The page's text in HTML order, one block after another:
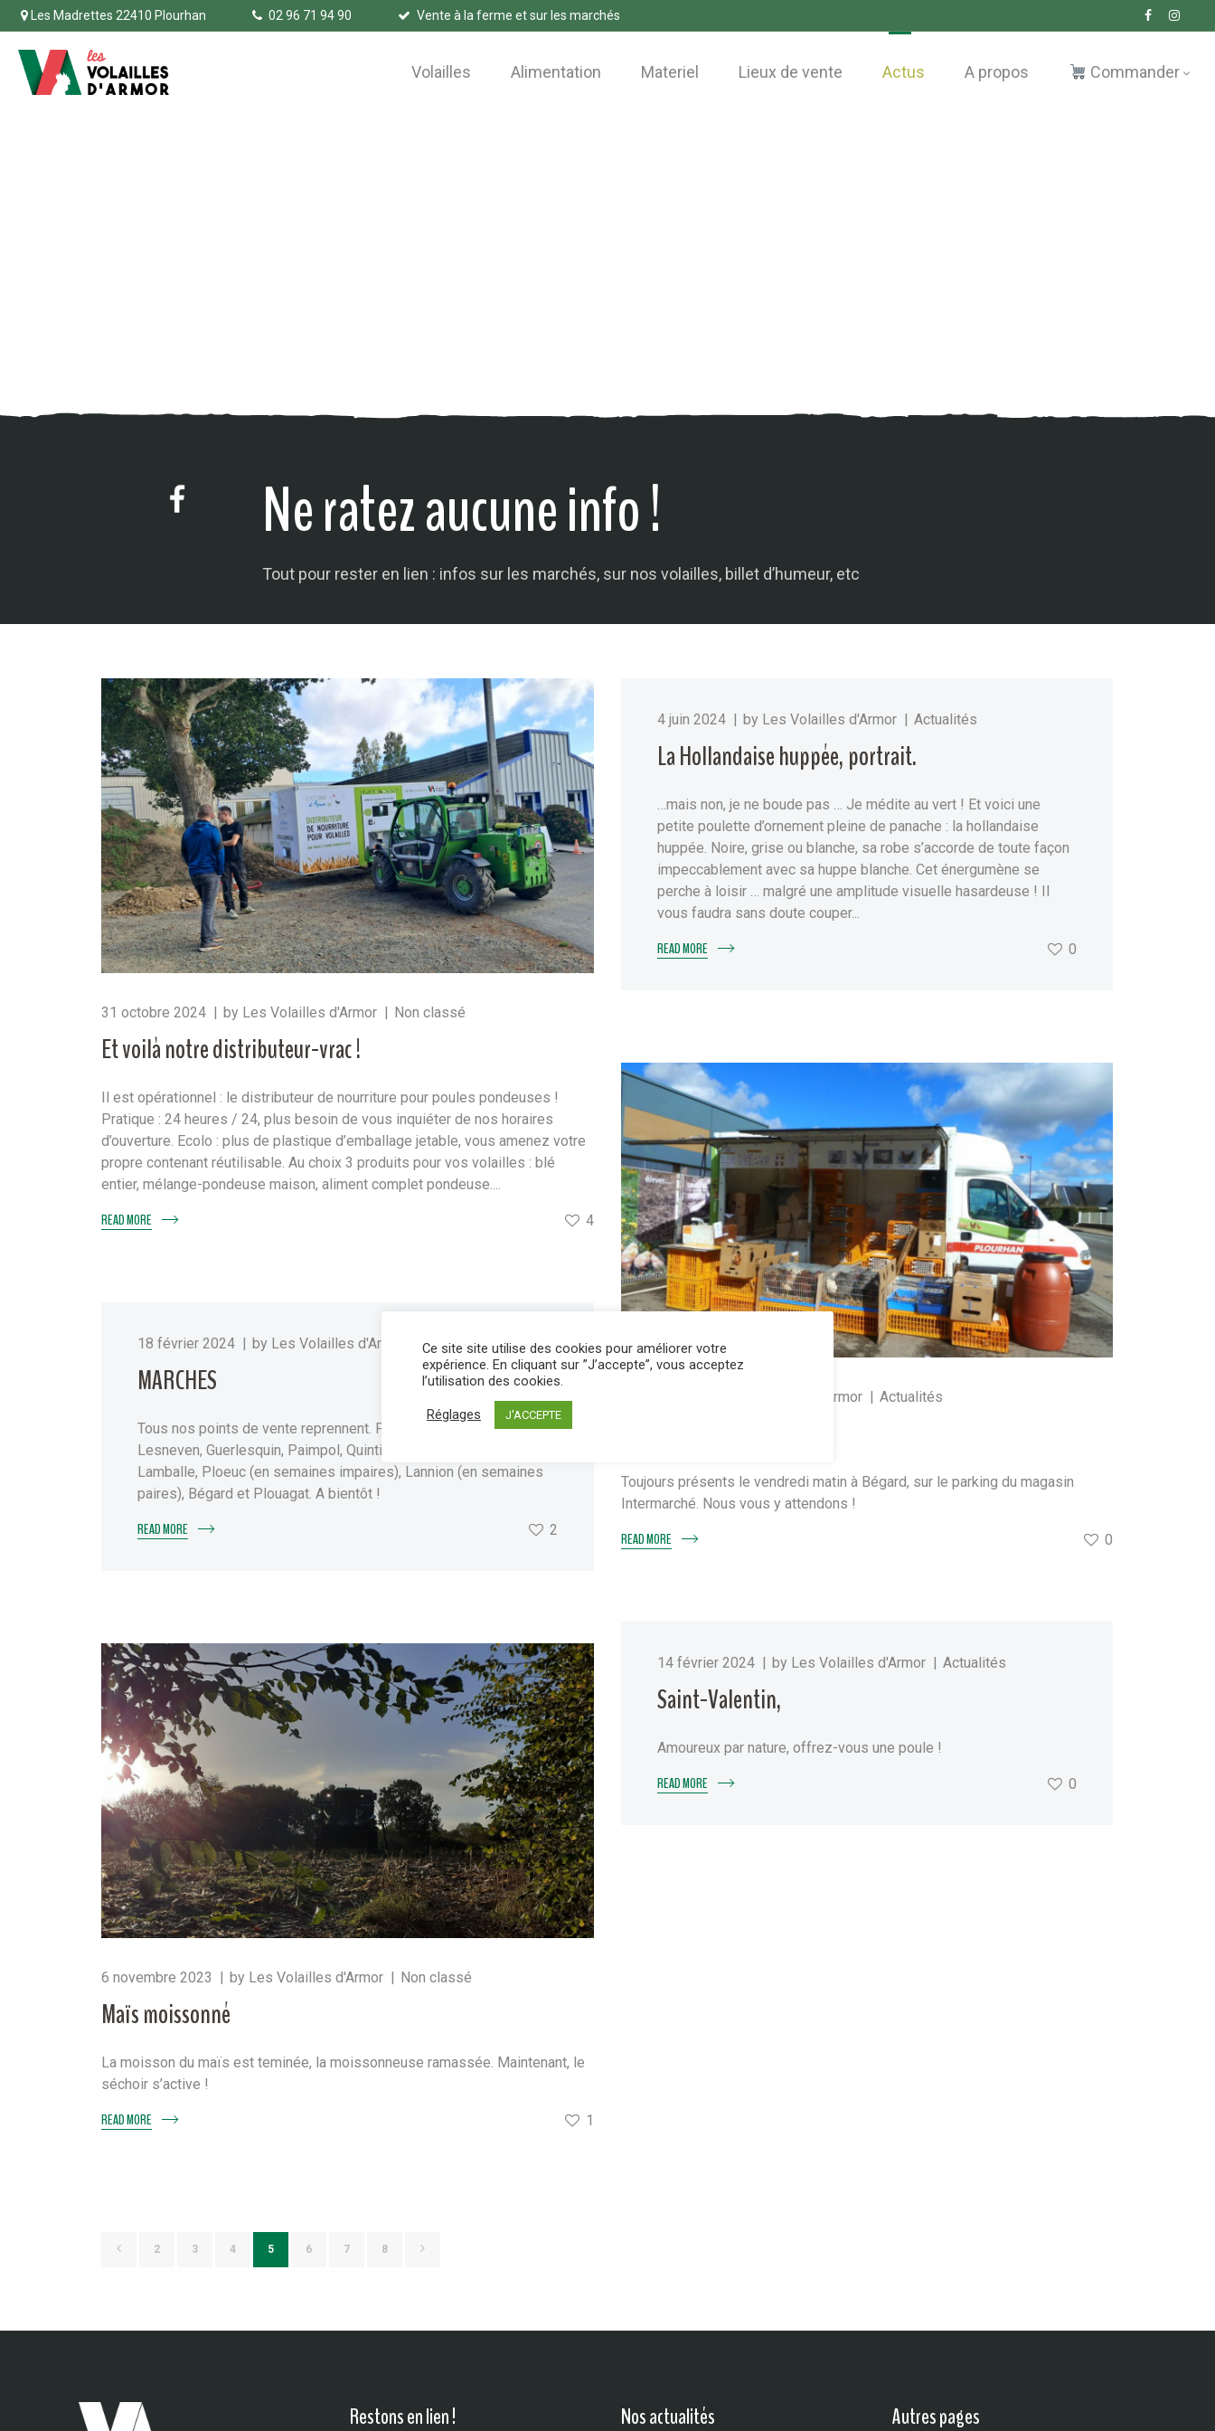
Les Madrettes 22410 Plourhan 02 96 71 94 90 Vente à la ferme et sur les marchés
Volailles Alimentation Materiel Lieux de vente Actus A propos Commander
Ne ratez aucune info​ !
Tout pour rester en lien : infos sur les marchés, sur nos volailles, billet d’humeur, etc
31 octobre 2024 by Les Volailles d'Armor Non classé
Et voilà notre distributeur-vrac !
Il est opérationnel : le distributeur de nourriture pour poules pondeuses !
Pratique : 24 heures / 24, plus besoin de vous inquiéter de nos horaires
d’ouverture. Ecolo : plus de plastique d’emballage jetable, vous amenez votre
propre contenant réutilisable. Au choix 3 produits pour vos volailles : blé
entier, mélange-pondeuse maison, aliment complet pondeuse....
READ MORE 4
4 juin 2024 by Les Volailles d'Armor Actualités
La Hollandaise huppée, portrait.
…mais non, je ne boude pas … Je médite au vert ! Et voici une
petite poulette d’ornement pleine de panache : la hollandaise
huppée. Noire, grise ou blanche, sa robe s’accorde de toute façon
impeccablement avec sa huppe blanche. Cet énergumène se
perche à loisir … malgré une amplitude visuelle hasardeuse ! Il
vous faudra sans doute couper...
READ MORE 0
Les Volailles d'Armor Actualités
Toujours présents le vendredi matin à Bégard, sur le parking du magasin
Intermarché. Nous vous y attendons !
READ MORE 0
18 février 2024 by Les Volailles d'Armor Non classé
MARCHES
Tous nos points de vente reprennent. Programme hebdomadaire :
Lesneven, Guerlesquin, Paimpol, Quintin, Tréguier, Broons,
Lamballe, Ploeuc (en semaines impaires), Lannion (en semaines
paires), Bégard et Plouagat. A bientôt !
READ MORE 2
14 février 2024 by Les Volailles d'Armor Actualités
Saint-Valentin,
Amoureux par nature, offrez-vous une poule !
READ MORE 0
6 novembre 2023 by Les Volailles d'Armor Non classé
Maïs moissonné
La moisson du maïs est teminée, la moissonneuse ramassée. Maintenant, le
séchoir s’active !
READ MORE 1
2 3 4 5 6 7 8
Restons en lien ! Nos actualités Autres pages
Ce site site utilise des cookies pour améliorer votre
expérience. En cliquant sur ”J’accepte”, vous acceptez
l’utilisation des cookies.
Réglages J'ACCEPTE